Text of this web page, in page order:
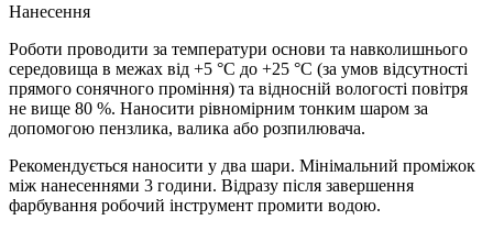
Нанесення
Роботи проводити за температури основи та навколишнього
середовища в межах від +5 °С до +25 °С (за умов відсутності
прямого сонячного проміння) та відносній вологості повітря
не вище 80 %. Наносити рівномірним тонким шаром за
допомогою пензлика, валика або розпилювача.
Рекомендується наносити у два шари. Мінімальний проміжок
між нанесеннями 3 години. Відразу після завершення
фарбування робочий інструмент промити водою.